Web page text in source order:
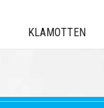
KLAMOTTEN